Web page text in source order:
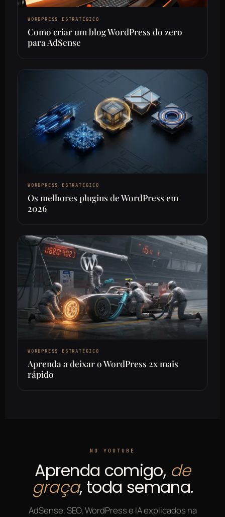
WORDPRESS ESTRATÉGICO
Como criar um blog WordPress do zero
para AdSense
WORDPRESS ESTRATÉGICO
Os melhores plugins de WordPress em
2026
WORDPRESS ESTRATÉGICO
Aprenda a deixar o WordPress 2x mais
rápido
NO YOUTUBE
Aprenda comigo, de
graça, toda semana.
AdSense, SEO, WordPress e IA explicados na